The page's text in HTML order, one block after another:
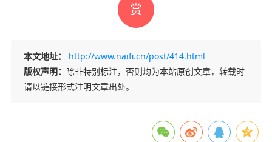
赏
本文地址：
http://www.naifi.cn/post/414.html
版权声明： 除非特别标注，否则均为本站原创文章，转载时
请以链接形式注明文章出处。